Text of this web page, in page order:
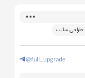
طراحی سایت
@full_upgrade